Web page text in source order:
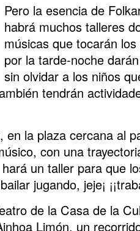
Pero la esencia de
habrá muchos talleres
músicas que tocarán
por la tarde-noche
sin olvidar a los niños
tendrán
en la plaza cercana al
con una
un taller para que
jugando, jeje¡
de la Casa de la
Limón, un